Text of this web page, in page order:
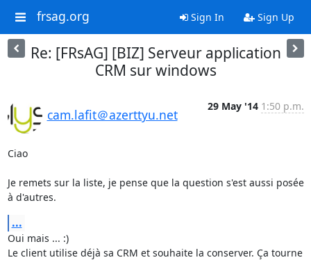
frsag.org Sign In Sign Up
Re: [FRsAG] [BIZ] Serveur application
CRM sur windows
cam.lafit＠azerttyu.net
29 May '14 1:50 p.m.
Ciao
Je remets sur la liste, je pense que la question s'est aussi posée
à d'autres.
...
Oui mais ... :)
Le client utilise déjà sa CRM et souhaite la conserver. Ça tourne